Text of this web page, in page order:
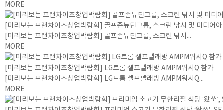
MORE
[미리보는 프랜차이즈창업박람회] 골프존뉴딘그룹, 스크린 낚시 및 미디어
[미리보는 프랜차이즈창업박람회] 골프존뉴딘그룹, 스크린 낚시...
MORE
[미리보는 프랜차이즈창업박람회] LG트롬 셀프빨래방 AMPM워시Q 참가
[미리보는 프랜차이즈창업박람회] LG트롬 셀프빨래방 AMPM워시Q...
MORE